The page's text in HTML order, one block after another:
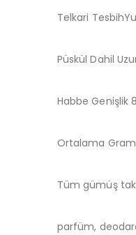
Telkari
Püskül Dahil
Habbe Genişlik
Ortalama Gram
Tüm gümüş
parfüm,